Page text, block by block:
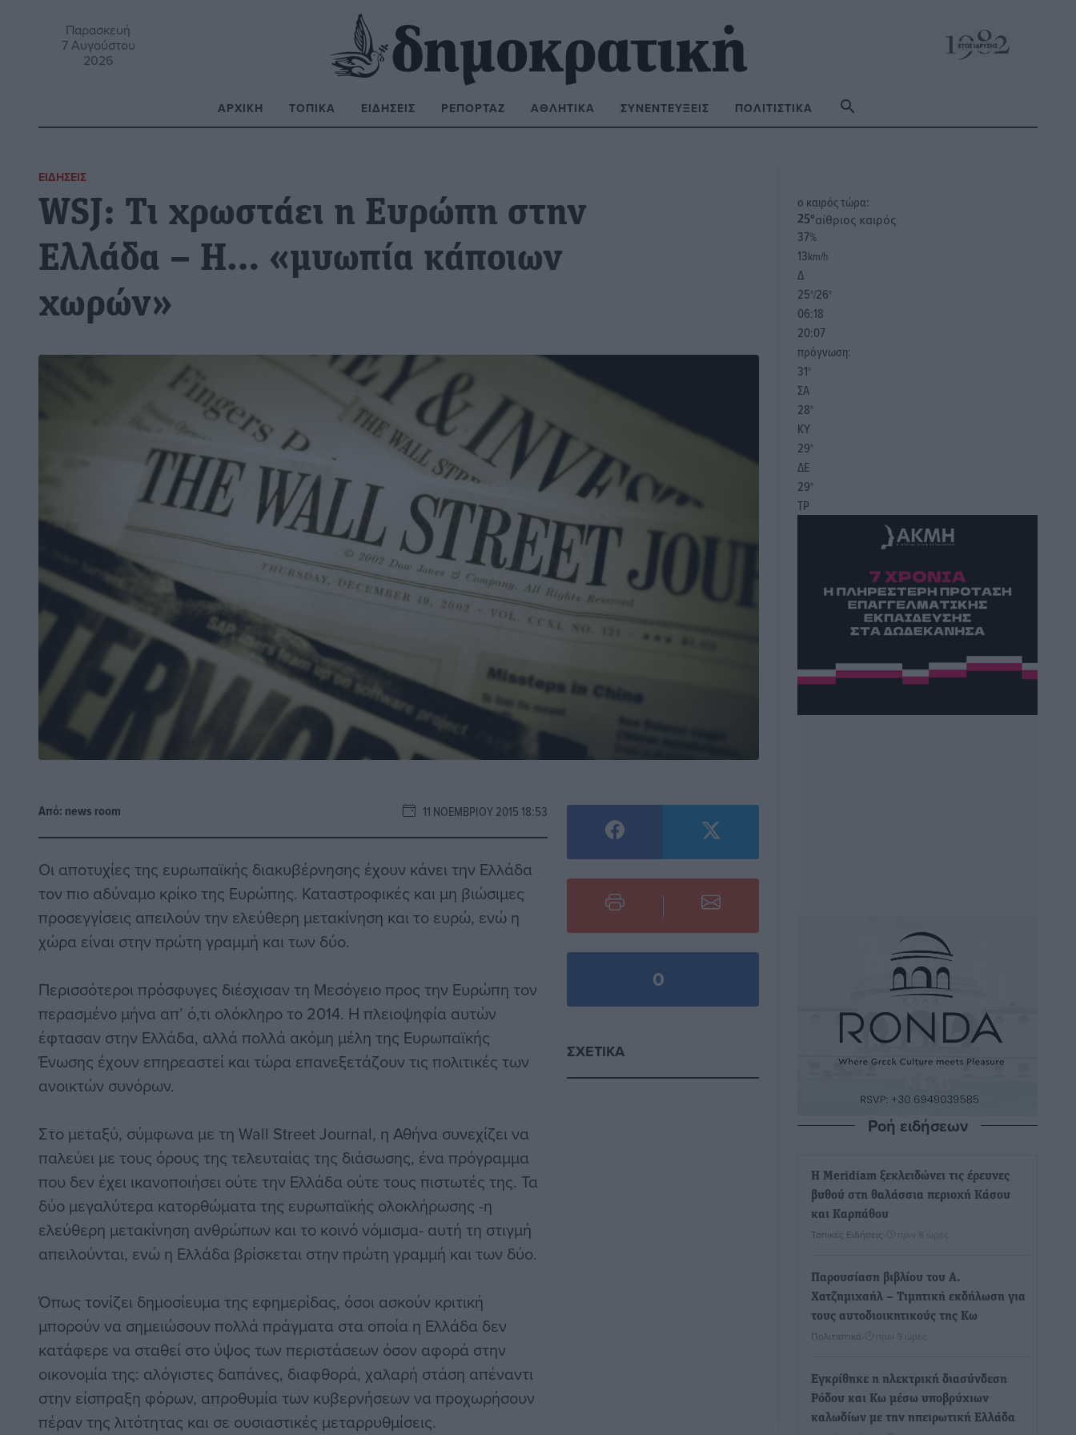
Παρασκευή
7 Αυγούστου
2026
ΑΡΧΙΚΉ ΤΟΠΙΚΆ ΕΙΔΉΣΕΙΣ ΡΕΠΟΡΤΆΖ ΑΘΛΗΤΙΚΆ ΣΥΝΕΝΤΕΎΞΕΙΣ ΠΟΛΙΤΙΣΤΙΚΆ
ΕΙΔΉΣΕΙΣ
WSJ: Τι χρωστάει η Ευρώπη στην
Ελλάδα – Η… «μυωπία κάποιων
χωρών»
Από: news room 11 ΝΟΕΜΒΡΊΟΥ 2015 18:53
Οι αποτυχίες της ευρωπαϊκής διακυβέρνησης έχουν κάνει την Ελλάδα
τον πιο αδύναμο κρίκο της Ευρώπης. Καταστροφικές και μη βιώσιμες
προσεγγίσεις απειλούν την ελεύθερη μετακίνηση και το ευρώ, ενώ η
χώρα είναι στην πρώτη γραμμή και των δύο.
Περισσότεροι πρόσφυγες διέσχισαν τη Μεσόγειο προς την Ευρώπη τον
περασμένο μήνα απ’ ό,τι ολόκληρο το 2014. Η πλειοψηφία αυτών
έφτασαν στην Ελλάδα, αλλά πολλά ακόμη μέλη της Ευρωπαϊκής
Ένωσης έχουν επηρεαστεί και τώρα επανεξετάζουν τις πολιτικές των
ανοικτών συνόρων.
Στο μεταξύ, σύμφωνα με τη Wall Street Journal, η Αθήνα συνεχίζει να
παλεύει με τους όρους της τελευταίας της διάσωσης, ένα πρόγραμμα
που δεν έχει ικανοποιήσει ούτε την Ελλάδα ούτε τους πιστωτές της. Τα
δύο μεγαλύτερα κατορθώματα της ευρωπαϊκής ολοκλήρωσης -η
ελεύθερη μετακίνηση ανθρώπων και το κοινό νόμισμα- αυτή τη στιγμή
απειλούνται, ενώ η Ελλάδα βρίσκεται στην πρώτη γραμμή και των δύο.
Όπως τονίζει δημοσίευμα της εφημερίδας, όσοι ασκούν κριτική
μπορούν να σημειώσουν πολλά πράγματα στα οποία η Ελλάδα δεν
κατάφερε να σταθεί στο ύψος των περιστάσεων όσον αφορά στην
οικονομία της: αλόγιστες δαπάνες, διαφθορά, χαλαρή στάση απέναντι
στην είσπραξη φόρων, απροθυμία των κυβερνήσεων να προχωρήσουν
πέραν της λιτότητας και σε ουσιαστικές μεταρρυθμίσεις.
0
ΣΧΕΤΙΚΆ
o καιρός τώρα:
25°αίθριος καιρός
37%
13km/h
Δ
25°/26°
06:18
20:07
πρόγνωση:
31°
ΣΑ
28°
ΚΥ
29°
ΔΕ
29°
ΤΡ
Ροή ειδήσεων
Η Meridiam ξεκλειδώνει τις έρευνες
βυθού στη θαλάσσια περιοχή Κάσου
και Καρπάθου
Τοπικές Ειδήσεις πριν 8 ώρες
Παρουσίαση βιβλίου του Α.
Χατζημιχαήλ – Τιμητική εκδήλωση για
τους αυτοδιοικητικούς της Κω
Πολιτιστικά πριν 9 ώρες
Εγκρίθηκε η ηλεκτρική διασύνδεση
Ρόδου και Κω μέσω υποβρύχιων
καλωδίων με την ηπειρωτική Ελλάδα